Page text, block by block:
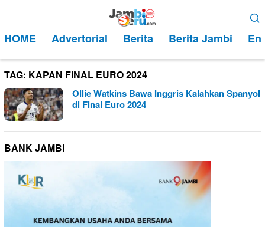
kontenMobile
HOME Advertorial Berita Berita Jambi
TAG: KAPAN FINAL EURO 2024
Ollie Watkins Bawa Inggris Kalahkan Spanyol
di Final Euro 2024
BANK JAMBI